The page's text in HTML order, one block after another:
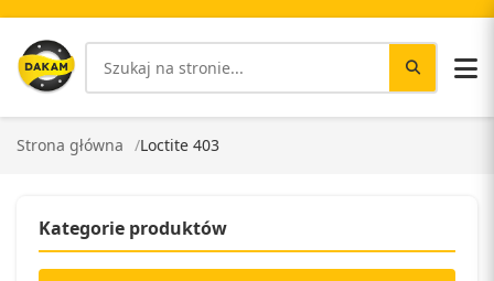
Strona główna Loctite 403
Kategorie produktów